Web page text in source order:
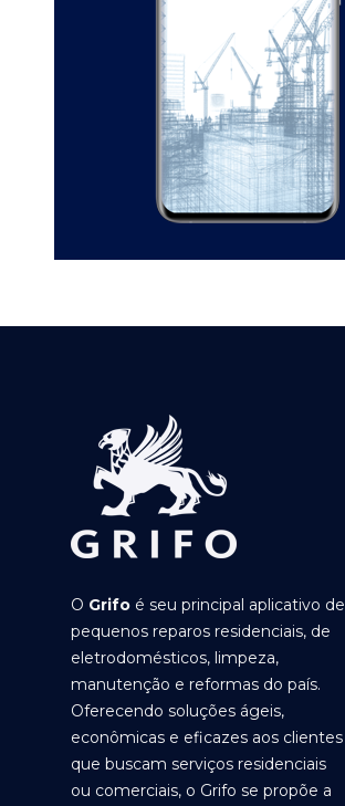
O Grifo é seu principal aplicativo de
pequenos reparos residenciais, de
eletrodomésticos, limpeza,
manutenção e reformas do país.
Oferecendo soluções ágeis,
econômicas e eficazes aos clientes
que buscam serviços residenciais
ou comerciais, o Grifo se propõe a